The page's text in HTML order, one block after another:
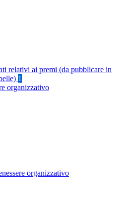
relativi ai premi (da pubblicare in
1
organizzativo
organizzativo